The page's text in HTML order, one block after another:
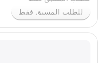
للطلب المسبق فقط